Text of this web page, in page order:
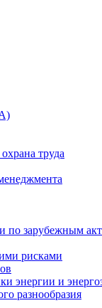
труда
по зарубежным
рисками
энергии и
разнообразия